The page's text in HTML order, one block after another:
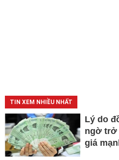
TIN XEM NHIỀU NHẤT
Lý do
ngờ trở
giá